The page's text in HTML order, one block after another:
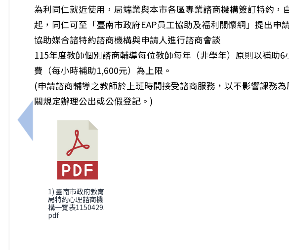
上一筆：檢送行政院人事行政總處修正之「天然災害停止上班及上
為利同仁就近使用，局端業與本市各區專業諮商機構簽訂特約，
起，同仁可至「臺南市政府EAP員工協助及福利關懷網」提出申
協助媒合諮特約諮商機構與申請人進行諮商會談
115年度教師個別諮商輔導每位教師每年（非學年）原則以補助6
費（每小時補助1,600元）為上限。
(申請諮商輔導之教師於上班時間接受諮商服務，以不影響課務
關規定辦理公出或公假登記。)
1) 臺南市政府教育
局特約心理諮商機
構一覽表1150429.
pdf